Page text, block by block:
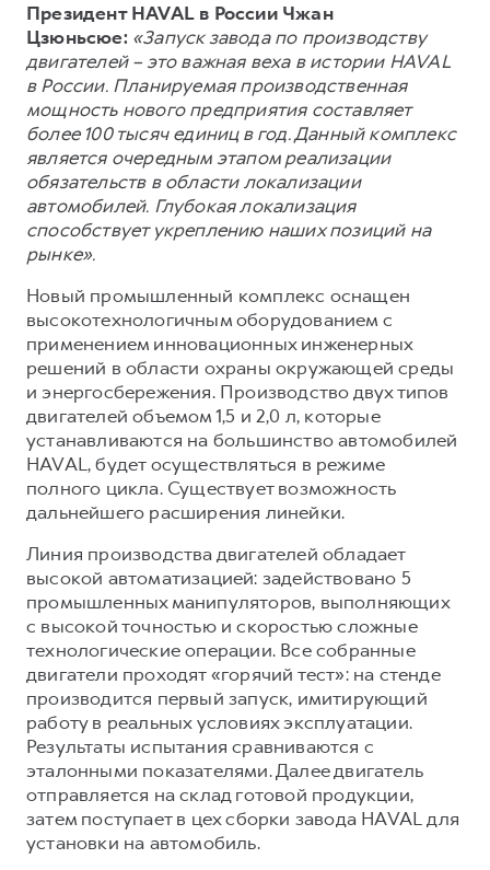
Президент HAVAL в России Чжан
Цзюньсюе: «Запуск завода по производству
двигателей – это важная веха в истории HAVAL
в России. Планируемая производственная
мощность нового предприятия составляет
более 100 тысяч единиц в год. Данный комплекс
является очередным этапом реализации
обязательств в области локализации
автомобилей. Глубокая локализация
способствует укреплению наших позиций на
рынке».
Новый промышленный комплекс оснащен
высокотехнологичным оборудованием с
применением инновационных инженерных
решений в области охраны окружающей среды
и энергосбережения. Производство двух типов
двигателей объемом 1,5 и 2,0 л, которые
устанавливаются на большинство автомобилей
HAVAL, будет осуществляться в режиме
полного цикла. Существует возможность
дальнейшего расширения линейки.
Линия производства двигателей обладает
высокой автоматизацией: задействовано 5
промышленных манипуляторов, выполняющих
с высокой точностью и скоростью сложные
технологические операции. Все собранные
двигатели проходят «горячий тест»: на стенде
производится первый запуск, имитирующий
работу в реальных условиях эксплуатации.
Результаты испытания сравниваются с
эталонными показателями. Далее двигатель
отправляется на склад готовой продукции,
затем поступает в цех сборки завода HAVAL для
установки на автомобиль.